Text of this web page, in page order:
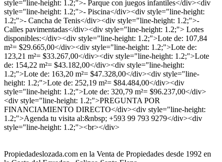
style="line-height: 1.2;">- Parque con juegos infantiles</div><div
style="line-height: 1.2;">- Piscina</div><div style="line-height:
1.2;">- Cancha de Tenis</div><div style="line-height: 1.2;">-
Calles pavimentadas</div><div style="line-height: 1.2;"> Lotes
disponibles:</div><div style="line-height: 1.2;">Lote de: 107,84
m²= $29.665,00</div><div style="line-height: 1.2;">Lote de:
123,21 m²= $33.267,00</div><div style="line-height: 1.2;">Lote
de: 154,22 m²= $43.182,00</div><div style="line-height:
1.2;">Lote de: 163,20 m²= $47.328,00</div><div style="line-
height: 1.2;">Lote de: 252,19 m²= $84.484,00</div><div
style="line-height: 1.2;">Lote de: 320,79 m²= $96.237,00</div>
<div style="line-height: 1.2;">PREGUNTA POR
FINANCIAMIENTO DIRECTO</div><div style="line-height:
1.2;">Agenda tu visita al:&nbsp; +593 99 793 9279</div><div
style="line-height: 1.2;"><br></div>
Propiedadeslozada.com en la Venta de Propiedades desde 1992 en